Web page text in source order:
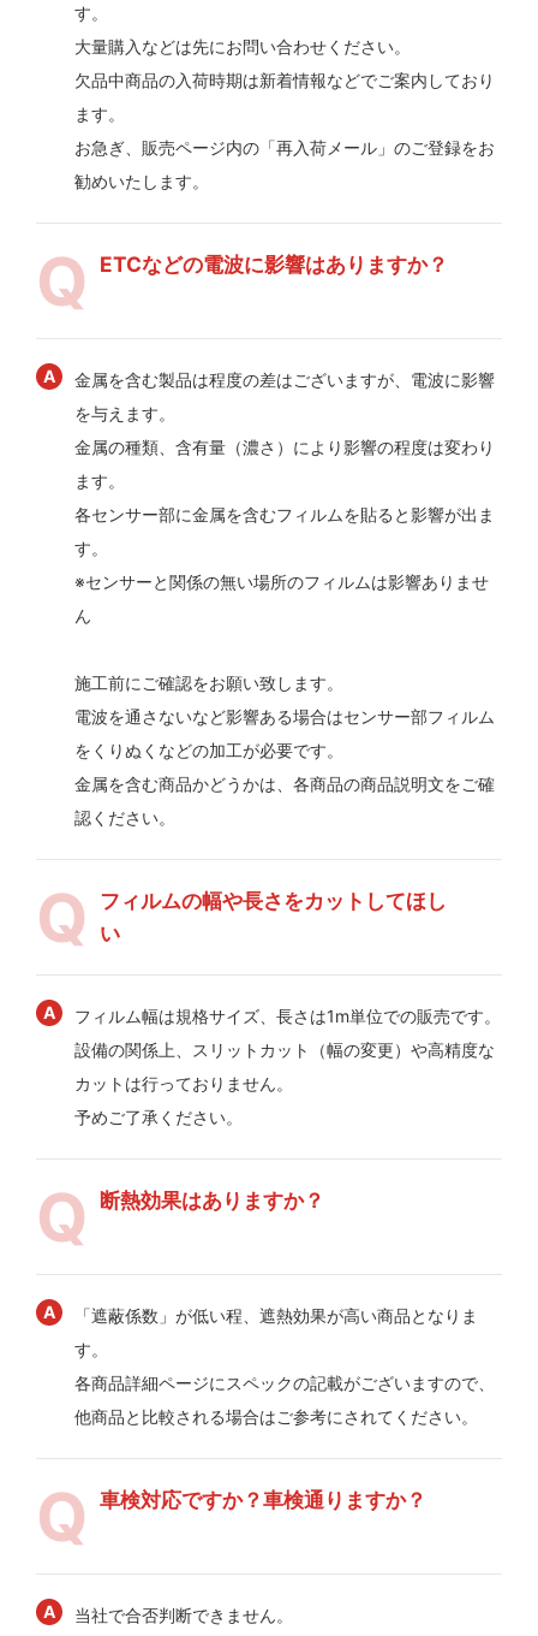
す。
大量購入などは先にお問い合わせください。
欠品中商品の入荷時期は新着情報などでご案内しており
ます。
お急ぎ、販売ページ内の「再入荷メール」のご登録をお
勧めいたします。
ETCなどの電波に影響はありますか？
金属を含む製品は程度の差はございますが、電波に影響
を与えます。
金属の種類、含有量（濃さ）により影響の程度は変わり
ます。
各センサー部に金属を含むフィルムを貼ると影響が出ま
す。
※センサーと関係の無い場所のフィルムは影響ありませ
ん
施工前にご確認をお願い致します。
電波を通さないなど影響ある場合はセンサー部フィルム
をくりぬくなどの加工が必要です。
金属を含む商品かどうかは、各商品の商品説明文をご確
認ください。
フィルムの幅や長さをカットしてほし
い
フィルム幅は規格サイズ、長さは1m単位での販売です。
設備の関係上、スリットカット（幅の変更）や高精度な
カットは行っておりません。
予めご了承ください。
断熱効果はありますか？
「遮蔽係数」が低い程、遮熱効果が高い商品となりま
す。
各商品詳細ページにスペックの記載がございますので、
他商品と比較される場合はご参考にされてください。
車検対応ですか？車検通りますか？
当社で合否判断できません。